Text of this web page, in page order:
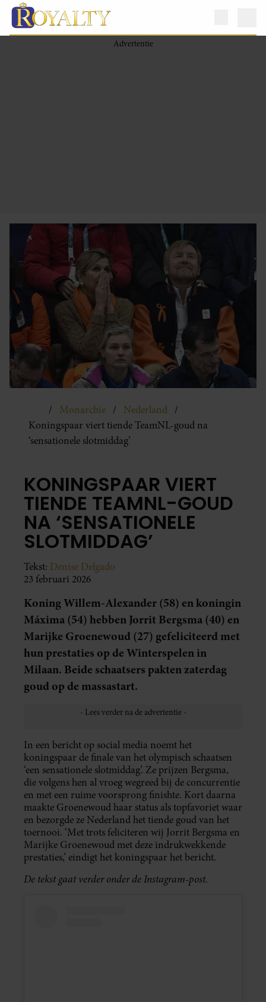
Monarchie
Nederland
Koningspaar viert tiende TeamNL-goud na
‘sensationele slotmiddag’
KONINGSPAAR VIERT
TIENDE TEAMNL-GOUD
NA ‘SENSATIONELE
SLOTMIDDAG’
Tekst: Denise Delgado
23 februari 2026
Koning Willem-Alexander (58) en koningin
Máxima (54) hebben Jorrit Bergsma (40) en
Marijke Groenewoud (27) gefeliciteerd met
hun prestaties op de Winterspelen in
Milaan. Beide schaatsers pakten zaterdag
goud op de massastart.
In een bericht op social media noemt het
koningspaar de finale van het olympisch schaatsen
‘een sensationele slotmiddag’. Ze prijzen Bergsma,
die volgens hen al vroeg wegreed bij de concurrentie
en met een ruime voorsprong finishte. Kort daarna
maakte Groenewoud haar status als topfavoriet waar
en bezorgde ze Nederland het tiende goud van het
toernooi. ‘Met trots feliciteren wij Jorrit Bergsma en
Marijke Groenewoud met deze indrukwekkende
prestaties,’ eindigt het koningspaar het bericht.
De tekst gaat verder onder de Instagram-post.